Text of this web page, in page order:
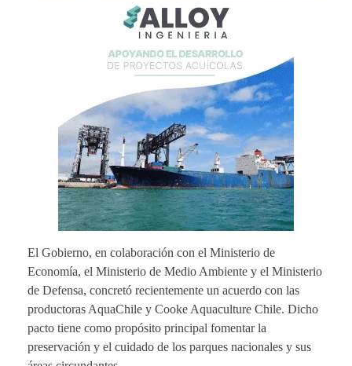
El Gobierno, en colaboración con el Ministerio de
Economía, el Ministerio de Medio Ambiente y el Ministerio
de Defensa, concretó recientemente un acuerdo con las
productoras AquaChile y Cooke Aquaculture Chile. Dicho
pacto tiene como propósito principal fomentar la
preservación y el cuidado de los parques nacionales y sus